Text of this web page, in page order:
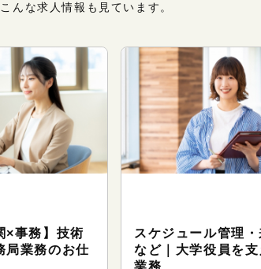
んな求人情報も見ています。
×事務】技術
局業務のお仕
スケジュール管理
など｜大学役員を
業務